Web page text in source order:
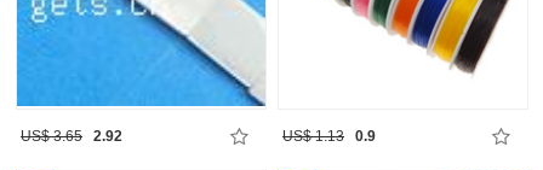
US$ 3.65 2.92 US$ 1.13 0.9